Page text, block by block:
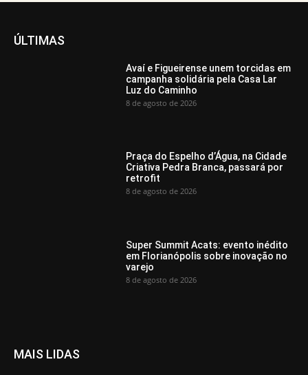
ÚLTIMAS
Avaí e Figueirense unem torcidas em
campanha solidária pela Casa Lar
Luz do Caminho
8 de agosto de 2026
Praça do Espelho d’Água, na Cidade
Criativa Pedra Branca, passará por
retrofit
8 de agosto de 2026
Super Summit Acats: evento inédito
em Florianópolis sobre inovação no
varejo
8 de agosto de 2026
MAIS LIDAS